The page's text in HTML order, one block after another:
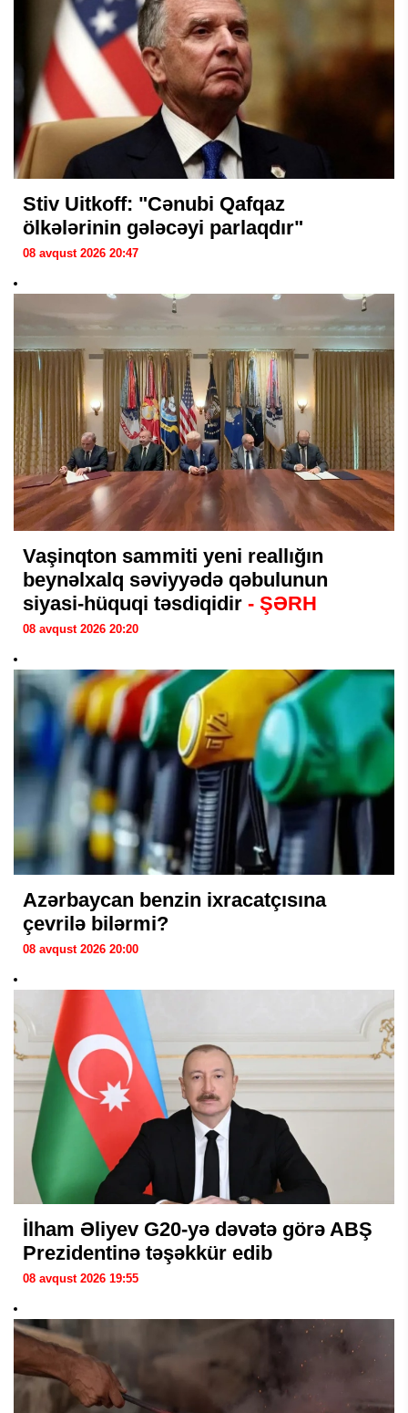
Stiv Uitkoff: "Cənubi Qafqaz
ölkələrinin gələcəyi parlaqdır"
08 avqust 2026 20:47
Vaşinqton sammiti yeni reallığın
beynəlxalq səviyyədə qəbulunun
siyasi-hüquqi təsdiqidir - ŞƏRH
08 avqust 2026 20:20
Azərbaycan benzin ixracatçısına
çevrilə bilərmi?
08 avqust 2026 20:00
İlham Əliyev G20-yə dəvətə görə ABŞ
Prezidentinə təşəkkür edib
08 avqust 2026 19:55